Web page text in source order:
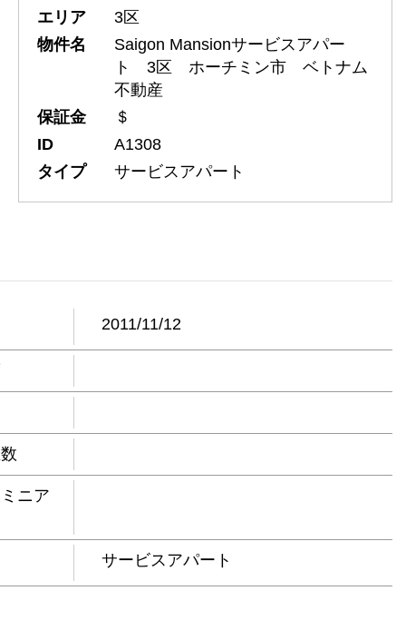
エリア
3区
物件名
Saigon Mansionサービスアパー
ト 3区 ホーチミン市 ベトナム
不動産
保証金
＄
ID
A1308
タイプ
サービスアパート
2011/11/12
ニア
サービスアパート